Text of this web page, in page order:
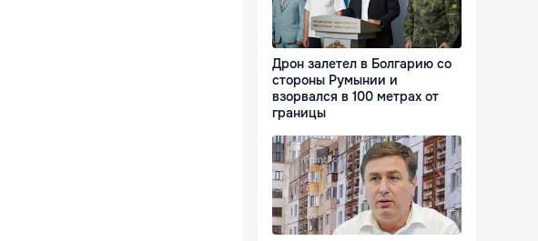
Дрон залетел в Болгарию со
стороны Румынии и
взорвался в 100 метрах от
границы